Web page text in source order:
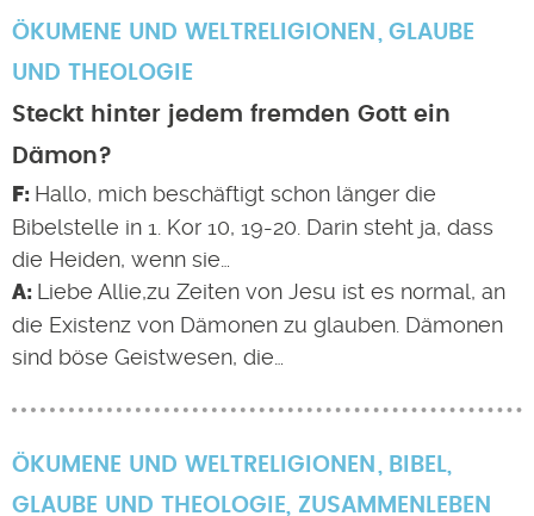
ÖKUMENE UND WELTRELIGIONEN
GLAUBE
UND THEOLOGIE
Steckt hinter jedem fremden Gott ein
Dämon?
Hallo, mich beschäftigt schon länger die
Bibelstelle in 1. Kor 10, 19-20. Darin steht ja, dass
die Heiden, wenn sie…
Liebe Allie,zu Zeiten von Jesu ist es normal, an
die Existenz von Dämonen zu glauben. Dämonen
sind böse Geistwesen, die…
ÖKUMENE UND WELTRELIGIONEN BIBEL,
GLAUBE UND THEOLOGIE, ZUSAMMENLEBEN